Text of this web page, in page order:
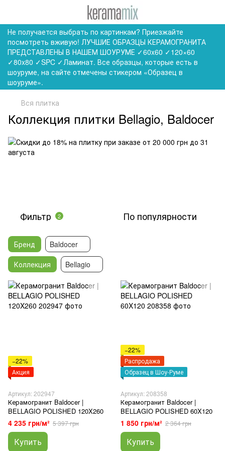
Не получается выбрать по картинкам? Приезжайте
посмотреть вживую! ЛУЧШИЕ ОБРАЗЦЫ КЕРАМОГРАНИТА
ПРЕДСТАВЛЕНЫ В НАШЕМ ШОУРУМЕ ✓60x60 ✓120×60
✓80x80 ✓SPC ✓Ламинат. Все образцы, которые есть в
шоуруме, на сайте отмечены стикером «Образец в
шоуруме».
Вся плитка
Коллекция плитки Bellagio, Baldocer
Фильтр 2 По популярности
Бренд
Baldocer
Коллекция
Bellagio
−22%
Акция
Артикул: 202947
Керамогранит Baldocer |
BELLAGIO POLISHED 120X260
4 235 грн/м² 5 397 грн
Купить
−22%
Распродажа
Образец в Шоу-Руме
Артикул: 208358
Керамогранит Baldocer |
BELLAGIO POLISHED 60X120
1 850 грн/м² 2 364 грн
Купить